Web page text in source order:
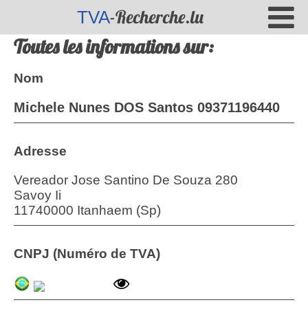
TVA-Recherche.lu
Toutes les informations sur:
Nom
Michele Nunes DOS Santos 09371196440
Adresse
Vereador Jose Santino De Souza 280
Savoy Ii
11740000 Itanhaem (Sp)
CNPJ (Numéro de TVA)